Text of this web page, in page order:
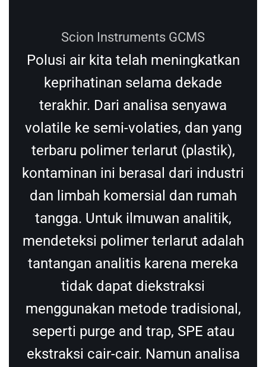
Scion Instruments GCMS
Polusi air kita telah meningkatkan
keprihatinan selama dekade
terakhir. Dari analisa senyawa
volatile ke semi-volaties, dan yang
terbaru polimer terlarut (plastik),
kontaminan ini berasal dari industri
dan limbah komersial dan rumah
tangga. Untuk ilmuwan analitik,
mendeteksi polimer terlarut adalah
tantangan analitis karena mereka
tidak dapat diekstraksi
menggunakan metode tradisional,
seperti purge and trap, SPE atau
ekstraksi cair-cair. Namun analisa